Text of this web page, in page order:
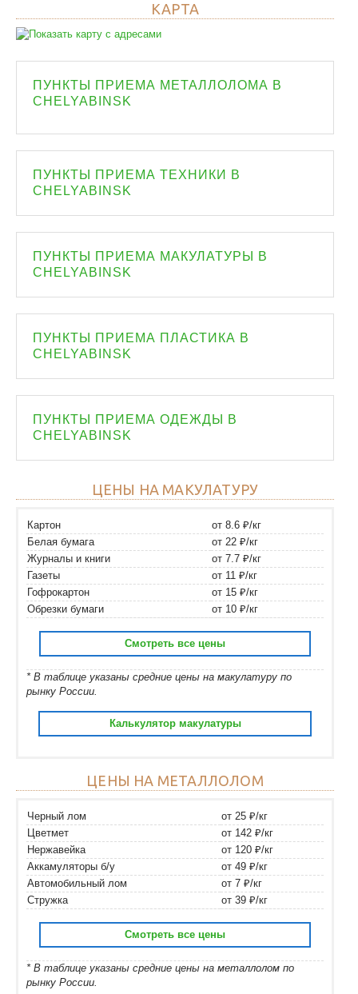
КАРТА
ПУНКТЫ ПРИЕМА МЕТАЛЛОЛОМА В
CHELYABINSK
ПУНКТЫ ПРИЕМА ТЕХНИКИ В
CHELYABINSK
ПУНКТЫ ПРИЕМА МАКУЛАТУРЫ В
CHELYABINSK
ПУНКТЫ ПРИЕМА ПЛАСТИКА В
CHELYABINSK
ПУНКТЫ ПРИЕМА ОДЕЖДЫ В
CHELYABINSK
ЦЕНЫ НА МАКУЛАТУРУ
Картон
от 8.6 ₽/кг
Белая бумага
от 22 ₽/кг
Журналы и книги
от 7.7 ₽/кг
Газеты
от 11 ₽/кг
Гофрокартон
от 15 ₽/кг
Обрезки бумаги
от 10 ₽/кг
Смотреть все цены
* В таблице указаны средние цены на макулатуру по
рынку России.
Калькулятор макулатуры
ЦЕНЫ НА МЕТАЛЛОЛОМ
Черный лом
от 25 ₽/кг
Цветмет
от 142 ₽/кг
Нержавейка
от 120 ₽/кг
Аккамуляторы б/у
от 49 ₽/кг
Автомобильный лом
от 7 ₽/кг
Стружка
от 39 ₽/кг
Смотреть все цены
* В таблице указаны средние цены на металлолом по
рынку России.